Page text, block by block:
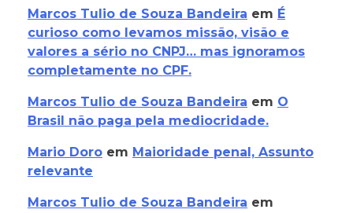
Marcos Tulio de Souza Bandeira em É
curioso como levamos missão, visão e
valores a sério no CNPJ… mas ignoramos
completamente no CPF.
Marcos Tulio de Souza Bandeira em O
Brasil não paga pela mediocridade.
Mario Doro em Maioridade penal, Assunto
relevante
Marcos Tulio de Souza Bandeira em